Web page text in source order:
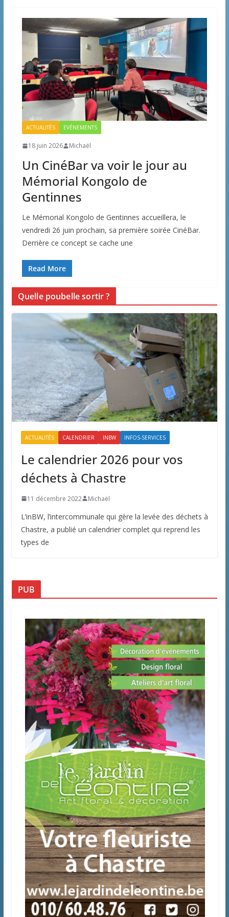
ACTUALITÉS EVÉNEMENTS
18 juin 2026 Michaël
Un CinéBar va voir le jour au
Mémorial Kongolo de
Gentinnes
Le Mémorial Kongolo de Gentinnes accueillera, le
vendredi 26 juin prochain, sa première soirée CinéBar.
Derrière ce concept se cache une
Read More
Quelle poubelle sortir ?
ACTUALITÉS CALENDRIER INBW INFOS-SERVICES
Le calendrier 2026 pour vos
déchets à Chastre
11 décembre 2022 Michaël
L’inBW, l’intercommunale qui gère la levée des déchets à
Chastre, a publié un calendrier complet qui reprend les
types de
PUB